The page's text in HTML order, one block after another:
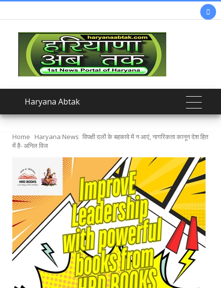

Haryana Abtak
Home Haryana News विपक्षी दलों के बहकावे में न आएं, नागरिकता कानून देश हित
में है- अनिल विज